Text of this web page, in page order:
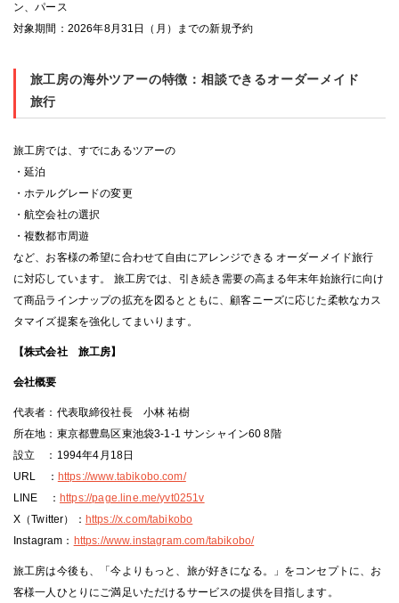
ン、パース
対象期間：2026年8月31日（月）までの新規予約
旅工房の海外ツアーの特徴：相談できるオーダーメイド
旅行
旅工房では、すでにあるツアーの
・延泊
・ホテルグレードの変更
・航空会社の選択
・複数都市周遊
など、お客様の希望に合わせて自由にアレンジできる オーダーメイド旅行
に対応しています。 旅工房では、引き続き需要の高まる年末年始旅行に向け
て商品ラインナップの拡充を図るとともに、顧客ニーズに応じた柔軟なカス
タマイズ提案を強化してまいります。
【株式会社 旅工房】
会社概要
代表者：代表取締役社長 小林 祐樹
所在地：東京都豊島区東池袋3-1-1 サンシャイン60 8階
設立 ：1994年4月18日
URL ： https://www.tabikobo.com/
LINE ： https://page.line.me/yvt0251v
X（Twitter）： https://x.com/tabikobo
Instagram： https://www.instagram.com/tabikobo/
旅工房は今後も、「今よりもっと、旅が好きになる。」をコンセプトに、お
客様一人ひとりにご満足いただけるサービスの提供を目指します。